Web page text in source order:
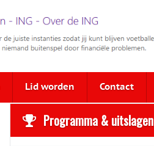
Lid worden Contact
Programma & uitslagen